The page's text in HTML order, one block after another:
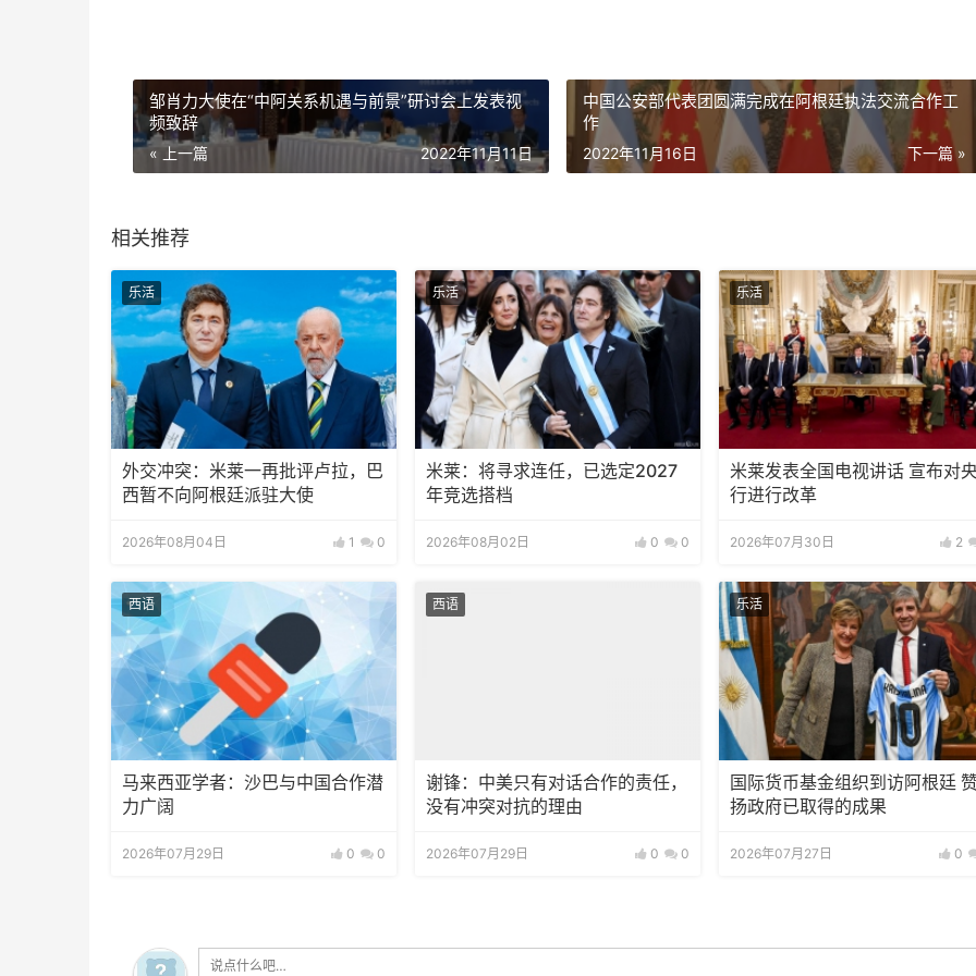
邹肖力大使在“中阿关系机遇与前景”研讨会上发表视
频致辞
« 上一篇 2022年11月11日
中国公安部代表团圆满完成在阿根廷执法交流合作工
作
下一篇 »
2022年11月16日
相关推荐
乐活
外交冲突：米莱一再批评卢拉，巴
西暂不向阿根廷派驻大使
2026年08月04日 1 0
乐活
米莱：将寻求连任，已选定2027
年竞选搭档
2026年08月02日 0 0
乐活
米莱发表全国电视讲话 宣布对
行进行改革
2026年07月30日 2
西语
马来西亚学者：沙巴与中国合作潜
力广阔
2026年07月29日 0 0
西语
谢锋：中美只有对话合作的责任，
没有冲突对抗的理由
2026年07月29日 0 0
乐活
国际货币基金组织到访阿根廷
扬政府已取得的成果
2026年07月27日 0